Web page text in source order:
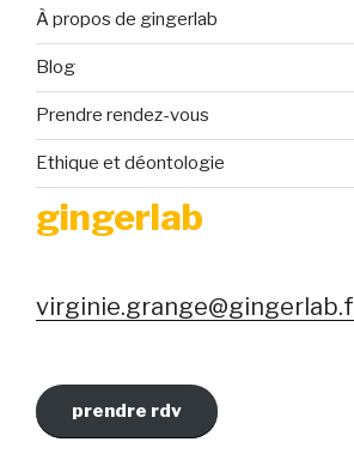
À propos de gingerlab
Blog
Prendre rendez-vous
Ethique et déontologie
gingerlab
virginie.grange@gingerlab.f
prendre rdv